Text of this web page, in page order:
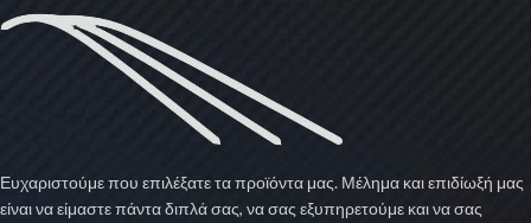
Ευχαριστούμε που επιλέξατε τα προϊόντα μας. Μέλημα και επιδίωξή μας
είναι να είμαστε πάντα διπλά σας, να σας εξυπηρετούμε και να σας